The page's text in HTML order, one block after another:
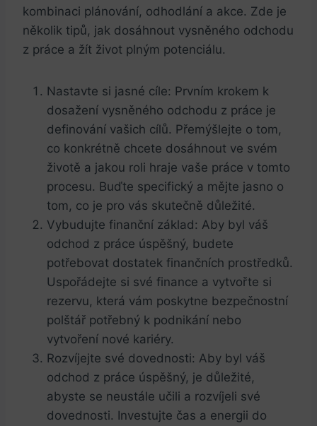
kombinaci plánování, odhodlání a akce. Zde je
několik tipů, jak dosáhnout vysněného odchodu
z práce a žít život plným potenciálu.
Nastavte si jasné cíle: Prvním krokem k
dosažení‌ vysněného odchodu z práce je
definování vašich cílů. Přemýšlejte o tom,
co konkrétně chcete dosáhnout ve svém
životě a jakou ⁤roli hraje vaše práce v tomto
procesu. Buďte specifický a mějte jasno o
tom, co je pro vás skutečně důležité.
Vybudujte finanční základ: Aby byl váš
odchod z práce úspěšný, budete
potřebovat dostatek finančních prostředků.
Uspořádejte si své finance​ a ​vytvořte si
rezervu, která vám⁢ poskytne bezpečnostní
polštář potřebný k podnikání⁤ nebo
vytvoření nové kariéry.
Rozvíjejte své dovednosti: Aby byl ‌váš
⁣odchod z práce úspěšný, je důležité,
‍abyste se neustále‌ učili a rozvíjeli​ své
dovednosti. Investujte čas a energii do